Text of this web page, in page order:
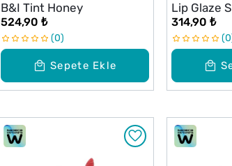
Sepete Ekle
B&I Tint Honey
524,90 ₺
0
Lip Glaze
314,90 ₺
0